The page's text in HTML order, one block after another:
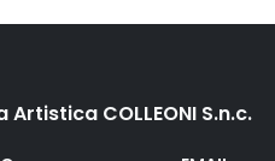
Artistica COLLEONI S.n.c.